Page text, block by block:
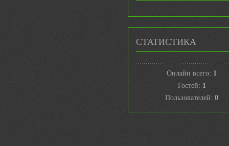
СТАТИСТИКА
Онлайн всего: 1
Гостей: 1
Пользователей: 0